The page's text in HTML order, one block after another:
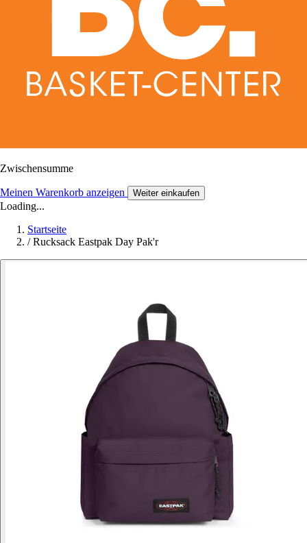
Zwischensumme
Meinen Warenkorb anzeigen Weiter einkaufen
Loading...
Startseite
/ Rucksack Eastpak Day Pak'r